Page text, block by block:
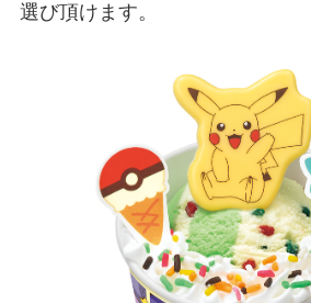
選び頂けます。